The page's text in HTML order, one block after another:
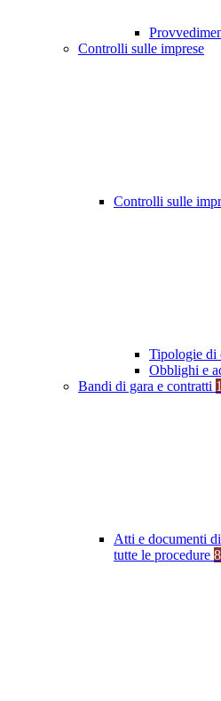
Controlli sulle imprese
Controlli sulle
Tipologie di
Obblighi e
Bandi di gara e contratti
Atti e documenti
tutte le procedure